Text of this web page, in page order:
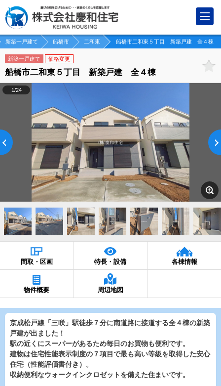
新築一戸建て 船橋市 二和東 船橋市二和東５丁目 新築戸建 全４棟
新築一戸建て 価格変更
船橋市二和東５丁目 新築戸建 全４棟
1/24
間取・区画 特長・設備 各棟情報
物件概要 周辺地図
京成松戸線「三咲」駅徒歩７分に南道路に接道する全４棟の新築
戸建が出ました！
駅の近くにスーパーがあるため毎日のお買物も便利です。
建物は住宅性能表示制度の７項目で最も高い等級を取得した安心
住宅（性能評価書付き）。
収納便利なウォークインクロゼットを備えた住まいです。